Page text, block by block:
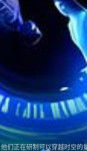
们正在研制可以穿越时空的